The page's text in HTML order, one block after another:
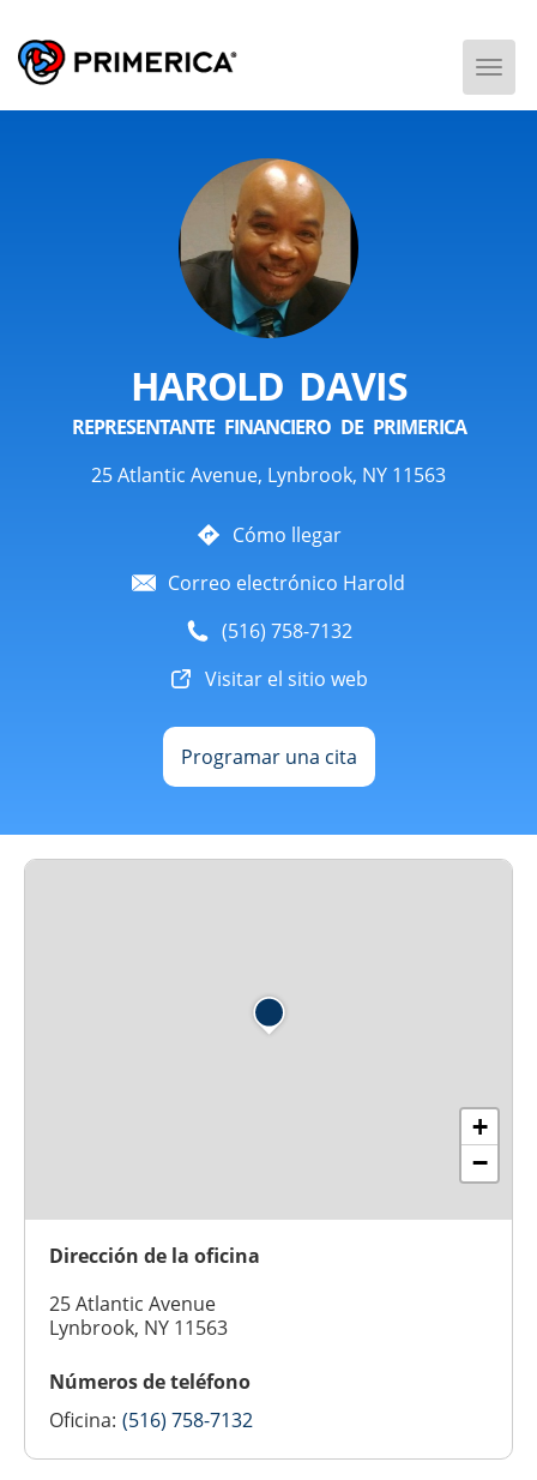
HAROLD DAVIS
REPRESENTANTE FINANCIERO DE PRIMERICA
25 Atlantic Avenue, Lynbrook, NY 11563
Cómo llegar
Correo electrónico Harold
(516) 758-7132
Visitar el sitio web
Programar una cita
+
−
Dirección de la oficina
25 Atlantic Avenue
Lynbrook, NY 11563
Números de teléfono
Oficina: (516) 758-7132